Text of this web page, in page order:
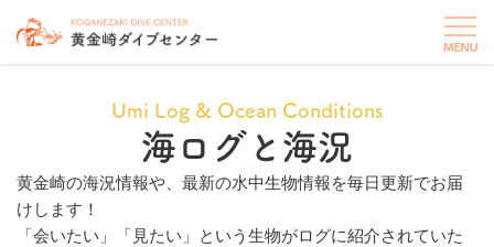
Umi Log & Ocean Conditions
海ログと海況
黄金崎の海況情報や、最新の水中生物情報を毎日更新でお届
けします！
「会いたい」「見たい」という生物がログに紹介されていた